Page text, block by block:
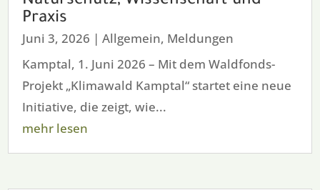
Praxis
Juni 3, 2026 |Allgemein, Meldungen
Kamptal, 1. Juni 2026 – Mit dem Waldfonds-
Projekt „Klimawald Kamptal“ startet eine neue
Initiative, die zeigt, wie...
mehr lesen